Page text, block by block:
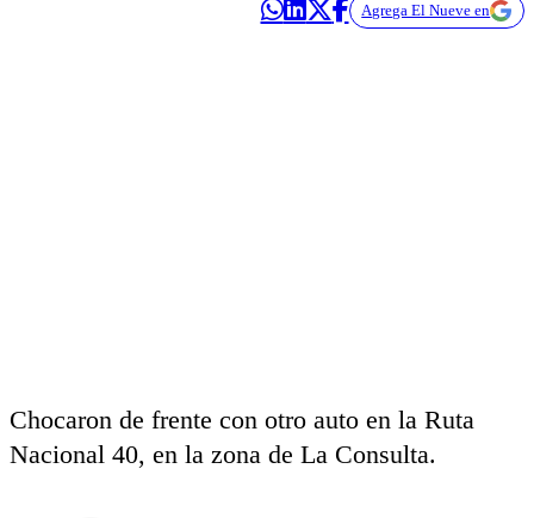
Agrega El Nueve en
Chocaron de frente con otro auto en la Ruta
Nacional 40, en la zona de La Consulta.